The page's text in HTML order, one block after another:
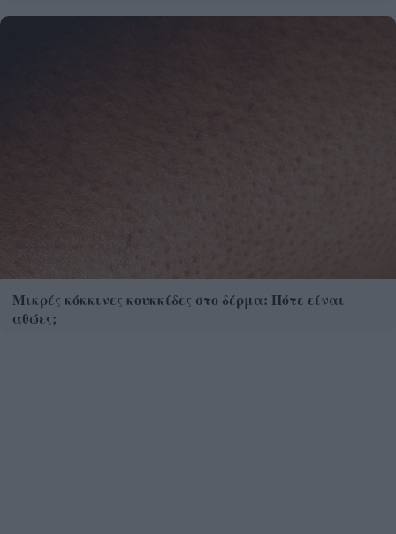
Μικρές κόκκινες κουκκίδες στο δέρμα: Πότε είναι
αθώες;